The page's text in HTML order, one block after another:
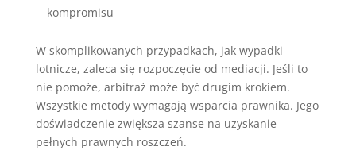
kompromisu
W skomplikowanych przypadkach, jak wypadki
lotnicze, zaleca się rozpoczęcie od mediacji. Jeśli to
nie pomoże, arbitraż może być drugim krokiem.
Wszystkie metody wymagają wsparcia prawnika. Jego
doświadczenie zwiększa szanse na uzyskanie
pełnych prawnych roszczeń.